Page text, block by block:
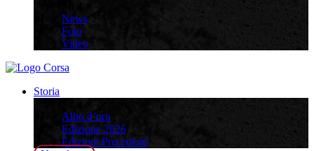
News
Foto
Video
Storia
Albo d’oro
Edizione 2026
Edizioni Precedenti